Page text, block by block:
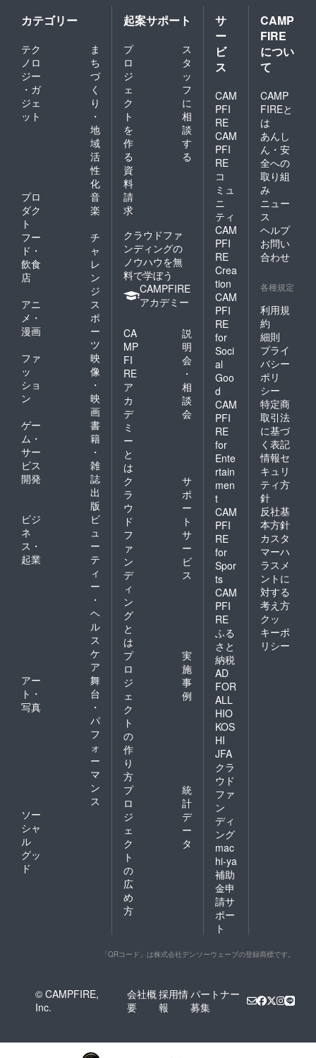
ズ：高
さ約
11.5cm
、底面
4.5cm
酒で
す。20
才未満
の方は
購入不
可とな
りま
す。
の方は
購入不
可とな
りま
す。
1本
BIVRO
ST ヘル
ハイム
本数限
定 北極
シング
トウイ
スキー /
46% /
500ml ×
BIVRO
ST ヴァ
ナハイ
ム 本数
限定 北
極シン
グルモ
ルトウ
イス
キー /
ST アル
フハイ
ム 本数
限定 北
極シン
グルモ
ルトウ
イス
キー /
46% /
500ml ×
れはお
酒で
す。20
才未満
の方は
購入不
可とな
りま
す。
カテゴリー
テク
ノロ
ジー
・ガ
ジェ
ット
ま
ち
づ
く
り
・
地
域
活
性
化
プロ
ダク
ト
音
楽
フー
ド・
飲食
店
チ
ャ
レ
ン
ジ
アニ
メ・
漫画
ス
ポ
ー
ツ
ファ
ッ
ショ
ン
映
像
・
映
画
ゲー
ム・
サー
ビス
開発
書
籍
・
雑
誌
出
版
ビジ
ネ
ス・
起業
ビ
ュ
ー
テ
ィ
ー
・
ヘ
ル
ス
ケ
ア
アー
ト・
写真
舞
台
・
パ
フ
ォ
ー
マ
ン
ス
ソー
シャ
ル
グッ
ド
起案サポート
プ
ロ
ジ
ェ
ク
ト
を
作
る
ス
タ
ッ
フ
に
相
談
す
る
資
料
請
求
クラウドファ
ンディングの
ノウハウを無
料で学ぼう
CAMPFIRE
アカデミー
CA
MP
FI
RE
ア
カ
デ
ミ
ー
と
は
説
明
会
・
相
談
会
ク
ラ
ウ
ド
フ
ァ
ン
デ
ィ
ン
グ
と
は
サ
ポ
ー
ト
サ
ー
ビ
ス
プ
ロ
ジ
ェ
ク
ト
の
作
り
方
実
施
事
例
プ
ロ
ジ
ェ
ク
ト
の
広
め
方
統
計
デ
ー
タ
サ
ー
ビ
ス
CAM
PFI
RE
CAM
PFI
RE
コ
ミュ
ニ
ティ
CAM
PFI
RE
Crea
tion
CAM
PFI
RE
for
Soci
al
Goo
d
CAM
PFI
RE
for
Ente
rtain
men
t
CAM
PFI
RE
for
Spor
ts
CAM
PFI
RE
ふる
さと
納税
AD
FOR
ALL
HIO
KOS
HI
JFA
クラ
ウド
ファ
ン
ディ
ング
mac
hi-ya
補助
金申
請サ
ポー
ト
CAMP
FIRE
につい
て
CAMP
FIREと
は
あんし
ん・安
全への
取り組
み
ニュー
ス
ヘルプ
お問い
合わせ
各種規定
利用規
約
細則
プライ
バシー
ポリ
シー
特定商
取引法
に基づ
く表記
情報セ
キュリ
ティ方
針
反社基
本方針
カスタ
マーハ
ラスメ
ントに
対する
考え方
クッ
キーポ
リシー
「QRコード」は株式会社デンソーウェーブの登録商標です。
© CAMPFIRE,
Inc.
会社概
要
採用情
報
パートナー
募集